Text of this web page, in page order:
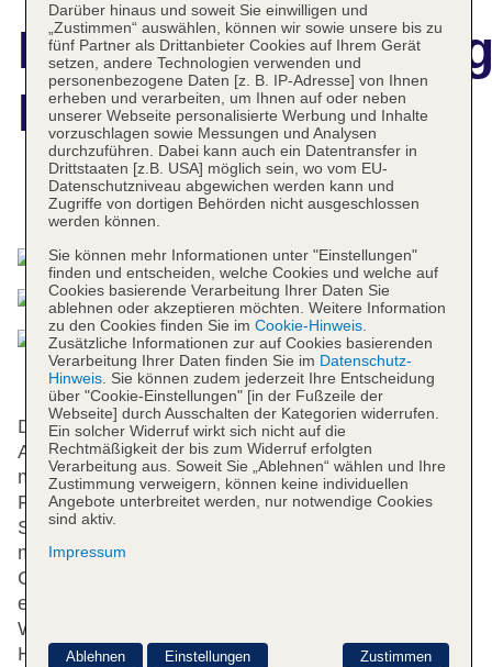
Imperial Beach
Das bietet Ihre Unterkunft
Das Hotel bietet 56 Zimmer und verfügt über einen
Aufzug. Rund um die Uhr steht den Gästen
mehrsprachiges Personal (Englisch, Deutsch,
Französisch) an der Rezeption mit Tat und Rat zur
Seite, das Ein- und Auschecken ist 24 h am Tag
möglich. Die Einrichtung des Hauses umfasst eine
Garderobe, eine Gepäckaufbewahrung, einen Safe,
eine Wechselstube und einen Geldautomaten. Per
WLAN erhalten die Gäste Zugang zum Internet.
Hilfestellung bei der Buchung von Ausflügen wird
Darüber hinaus und soweit Sie einwilligen und
„Zustimmen“ auswählen, können wir sowie unsere bis zu
fünf Partner als Drittanbieter Cookies auf Ihrem Gerät
setzen, andere Technologien verwenden und
personenbezogene Daten [z. B. IP-Adresse] von Ihnen
erheben und verarbeiten, um Ihnen auf oder neben
unserer Webseite personalisierte Werbung und Inhalte
vorzuschlagen sowie Messungen und Analysen
durchzuführen. Dabei kann auch ein Datentransfer in
Drittstaaten [z.B. USA] möglich sein, wo vom EU-
Datenschutzniveau abgewichen werden kann und
Zugriffe von dortigen Behörden nicht ausgeschlossen
werden können.
Sie können mehr Informationen unter "Einstellungen"
finden und entscheiden, welche Cookies und welche auf
Cookies basierende Verarbeitung Ihrer Daten Sie
ablehnen oder akzeptieren möchten. Weitere Information
zu den Cookies finden Sie im Cookie-Hinweis.
Zusätzliche Informationen zur auf Cookies basierenden
Verarbeitung Ihrer Daten finden Sie im Datenschutz-
Hinweis. Sie können zudem jederzeit Ihre Entscheidung
über "Cookie-Einstellungen" [in der Fußzeile der
Webseite] durch Ausschalten der Kategorien widerrufen.
Ein solcher Widerruf wirkt sich nicht auf die
Rechtmäßigkeit der bis zum Widerruf erfolgten
Verarbeitung aus. Soweit Sie „Ablehnen“ wählen und Ihre
Zustimmung verweigern, können keine individuellen
Angebote unterbreitet werden, nur notwendige Cookies
sind aktiv.
Impressum
Zustimmen
Ablehnen Einstellungen